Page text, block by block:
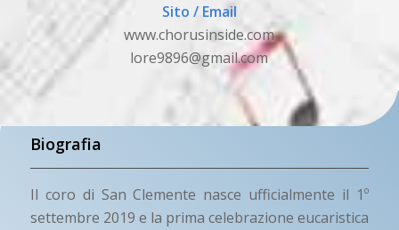
Sito / Email
www.chorusinside.com
lore9896@gmail.com
Biografia
Il coro di San Clemente nasce ufficialmente il 1º
settembre 2019 e la prima celebrazione eucaristica